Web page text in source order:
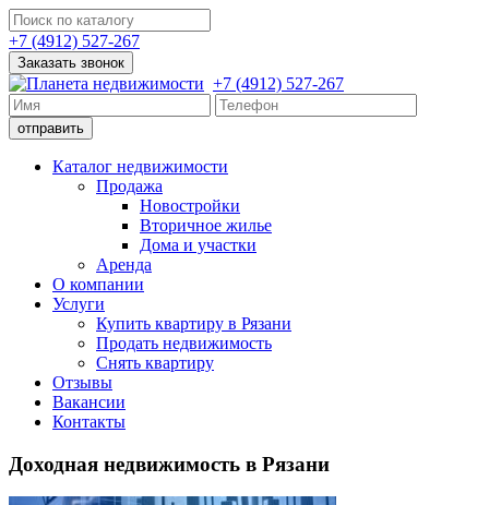
+7 (4912) 527-267
Заказать звонок
+7 (4912) 527-267
Каталог недвижимости
Продажа
Новостройки
Вторичное жилье
Дома и участки
Аренда
О компании
Услуги
Купить квартиру в Рязани
Продать недвижимость
Снять квартиру
Отзывы
Вакансии
Контакты
Доходная недвижимость в Рязани